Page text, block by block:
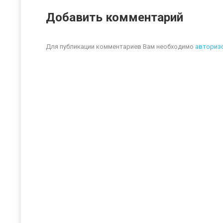
Добавить комментарий
Для публикации комментариев Вам необходимо